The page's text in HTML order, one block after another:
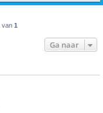
van 1
Ga naar